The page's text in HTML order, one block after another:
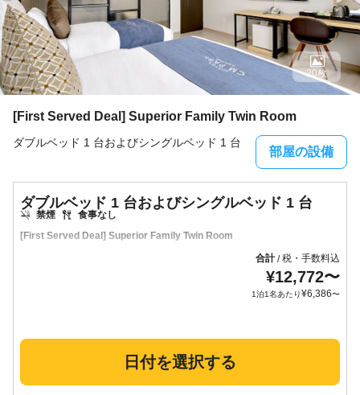
[First Served Deal] Superior Family Twin Room
ダブルベッド 1 台およびシングルベッド 1 台
部屋の設備
20枚
[First Served Deal] Superior Family Twin Room
禁煙 食事なし
ダブルベッド 1 台およびシングルベッド 1 台
合計/税・手数料込
¥12,772〜
1泊1名あたり¥6,386〜
日付を選択する